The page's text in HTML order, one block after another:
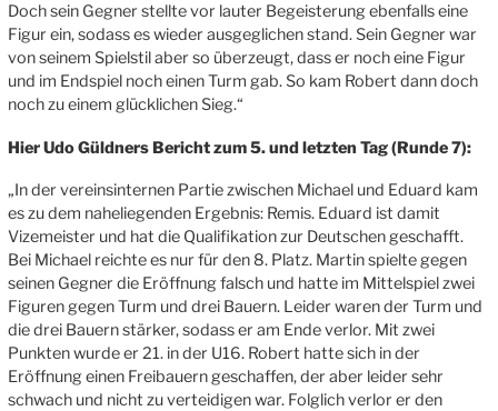
Doch sein Gegner stellte vor lauter Begeisterung ebenfalls eine
Figur ein, sodass es wieder ausgeglichen stand. Sein Gegner war
von seinem Spielstil aber so überzeugt, dass er noch eine Figur
und im Endspiel noch einen Turm gab. So kam Robert dann doch
noch zu einem glücklichen Sieg.“
Hier Udo Güldners Bericht zum 5. und letzten Tag (Runde 7):
„In der vereinsinternen Partie zwischen Michael und Eduard kam
es zu dem naheliegenden Ergebnis: Remis. Eduard ist damit
Vizemeister und hat die Qualifikation zur Deutschen geschafft.
Bei Michael reichte es nur für den 8. Platz. Martin spielte gegen
seinen Gegner die Eröffnung falsch und hatte im Mittelspiel zwei
Figuren gegen Turm und drei Bauern. Leider waren der Turm und
die drei Bauern stärker, sodass er am Ende verlor. Mit zwei
Punkten wurde er 21. in der U16. Robert hatte sich in der
Eröffnung einen Freibauern geschaffen, der aber leider sehr
schwach und nicht zu verteidigen war. Folglich verlor er den